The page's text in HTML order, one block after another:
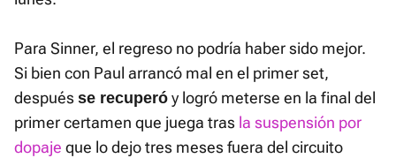
Para Sinner, el regreso no podría haber sido mejor.
Si bien con Paul arrancó mal en el primer set,
después se recuperó y logró meterse en la final del
primer certamen que juega tras la suspensión por
dopaje que lo dejo tres meses fuera del circuito